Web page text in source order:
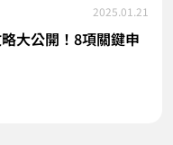
2025.01.21
大公開！8項關鍵申